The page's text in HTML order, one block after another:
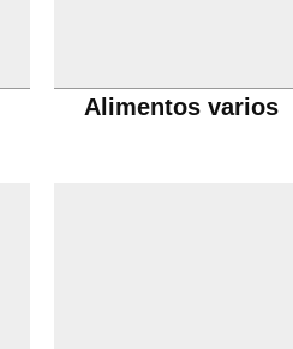
Alimentos varios